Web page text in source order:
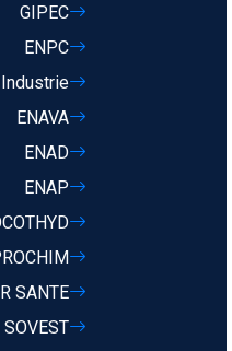
GIPEC
ENPC
ENAVA
ENAD
ENAP
SANTE
SOVEST